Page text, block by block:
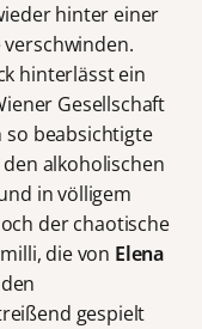
hinter einer
hinterlässt ein
Gesellschaft
so beabsichtigte
alkoholischen
in völligem
der chaotische
die von Elena
gespielt